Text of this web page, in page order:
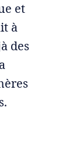
et
à
des